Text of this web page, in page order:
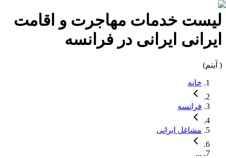
لیست خدمات مهاجرت و اقامت
ایرانی ایرانی در فرانسه
( آیتم)
خانه
فرانسه
مشاغل ایرانی
...